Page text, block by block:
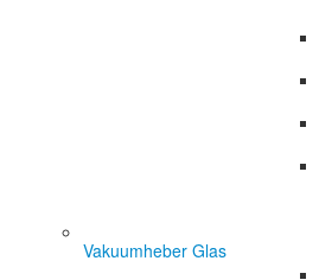
Vakuumheber Glas